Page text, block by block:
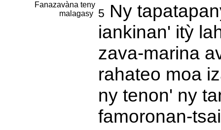
Fanazavàna teny
malagasy
5 Ny
iankinan' itỳ
zava-marina
rahateo moa
ny tenon' ny
famoronan-